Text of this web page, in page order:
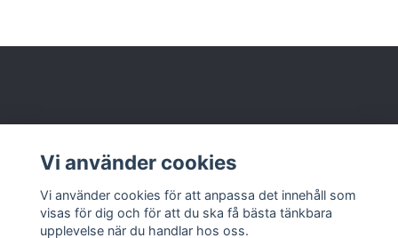
Läs mer
Vi använder cookies
Vi använder cookies för att anpassa det innehåll som
visas för dig och för att du ska få bästa tänkbara
upplevelse när du handlar hos oss.